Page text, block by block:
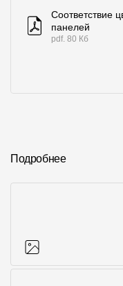
Соответствие
панелей
pdf. 80 Кб
Подробнее